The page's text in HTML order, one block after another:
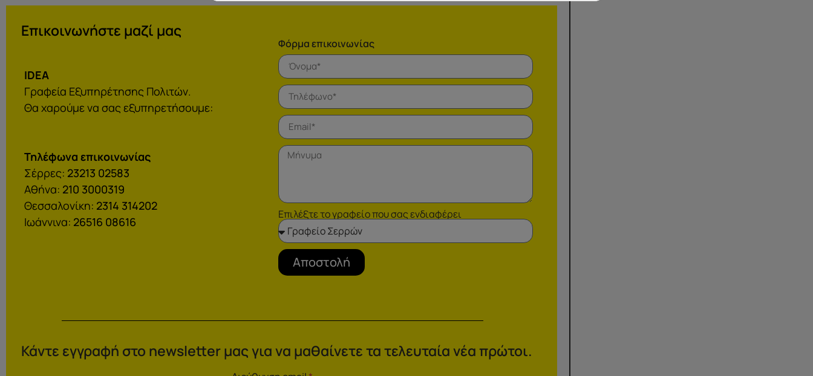
Επικοινωνήστε μαζί μας
IDEA
Γραφεία Εξυπηρέτησης Πολιτών.
Θα χαρούμε να σας εξυπηρετήσουμε:
Τηλέφωνα επικοινωνίας
Σέρρες: 23213 02583
Αθήνα: 210 3000319
Θεσσαλονίκη: 2314 314202
Ιωάννινα: 26516 08616
Φόρμα επικοινωνίας
Επιλέξτε το γραφείο που σας ενδιαφέρει
Αποστολή
Κάντε εγγραφή στο newsletter μας για να μαθαίνετε τα τελευταία νέα πρώτοι.